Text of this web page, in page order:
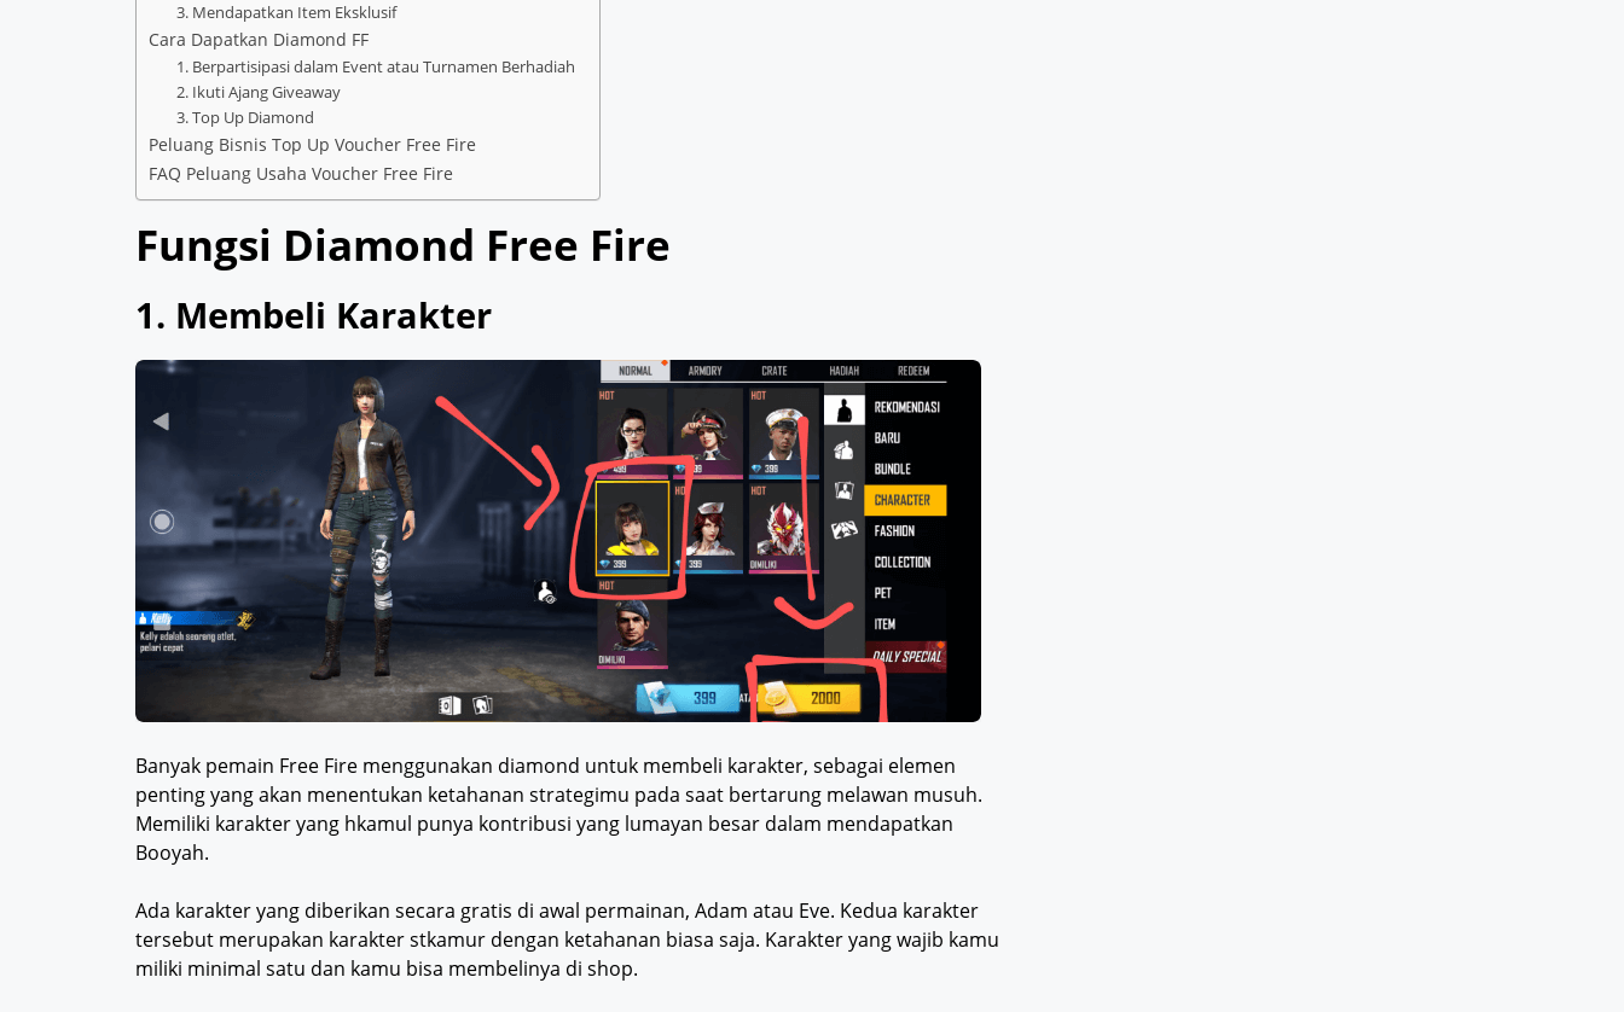
3. Mendapatkan Item Eksklusif
Cara Dapatkan Diamond FF
1. Berpartisipasi dalam Event atau Turnamen Berhadiah
2. Ikuti Ajang Giveaway
3. Top Up Diamond
Peluang Bisnis Top Up Voucher Free Fire
FAQ Peluang Usaha Voucher Free Fire
Fungsi Diamond Free Fire
1. Membeli Karakter
Banyak pemain Free Fire menggunakan diamond untuk membeli karakter, sebagai elemen
penting yang akan menentukan ketahanan strategimu pada saat bertarung melawan musuh.
Memiliki karakter yang hkamul punya kontribusi yang lumayan besar dalam mendapatkan
Booyah.
Ada karakter yang diberikan secara gratis di awal permainan, Adam atau Eve. Kedua karakter
tersebut merupakan karakter stkamur dengan ketahanan biasa saja. Karakter yang wajib kamu
miliki minimal satu dan kamu bisa membelinya di shop.